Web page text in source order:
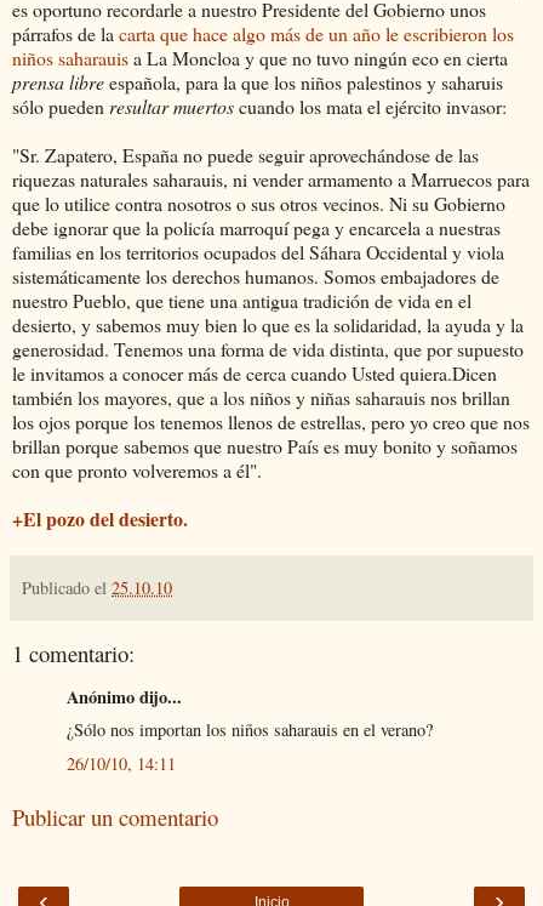
es oportuno recordarle a nuestro Presidente del Gobierno unos
párrafos de la carta que hace algo más de un año le escribieron los
niños saharauisa La Moncloa y que no tuvo ningún eco en cierta
prensa libreespañola, para la que los niños palestinos y saharuis
sólo pueden resultar muertoscuando los mata el ejército invasor:
"Sr. Zapatero, España no puede seguir aprovechándose de las
riquezas naturales saharauis, ni vender armamento a Marruecos para
que lo utilice contra nosotros o sus otros vecinos. Ni su Gobierno
debe ignorar que la policía marroquí pega y encarcela a nuestras
familias en los territorios ocupados del Sáhara Occidental y viola
sistemáticamente los derechos humanos. Somos embajadores de
nuestro Pueblo, que tiene una antigua tradición de vida en el
desierto, y sabemos muy bien lo que es la solidaridad, la ayuda y la
generosidad. Tenemos una forma de vida distinta, que por supuesto
le invitamos a conocer más de cerca cuando Usted quiera.Dicen
también los mayores, que a los niños y niñas saharauis nos brillan
los ojos porque los tenemos llenos de estrellas, pero yo creo que nos
brillan porque sabemos que nuestro País es muy bonito y soñamos
con que pronto volveremos a él".
+El pozo del desierto.
Publicado el 25.10.10
1 comentario:
Anónimo dijo...
¿Sólo nos importan los niños saharauis en el verano?
26/10/10, 14:11
Publicar un comentario
Inicio